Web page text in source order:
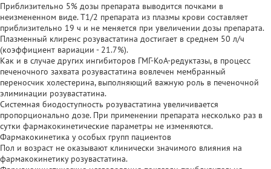
Приблизительно 5% дозы препарата выводится почками в
неизмененном виде. T1/2 препарата из плазмы крови составляет
приблизительно 19 ч и не меняется при увеличении дозы препарата.
Плазменный клиренс розувастатина достигает в среднем 50 л/ч
(коэффициент вариации - 21.7%).
Как и в случае других ингибиторов ГМГ-КоА-редуктазы, в процесс
печеночного захвата розувастатина вовлечен мембранный
переносчик холестерина, выполняющий важную роль в печеночной
элиминации розувастатина.
Системная биодоступность розувастатина увеличивается
пропорционально дозе. При применении препарата несколько раз в
сутки фармакокинетические параметры не изменяются.
Фармакокинетика у особых групп пациентов
Пол и возраст не оказывают клинически значимого влияния на
фармакокинетику розувастатина.